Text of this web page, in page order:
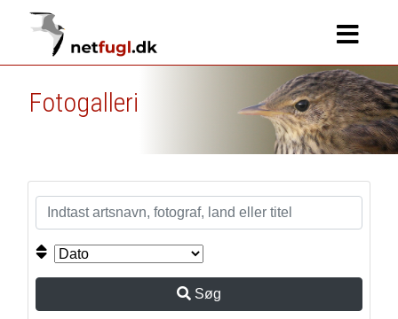
Fotogalleri
Søg